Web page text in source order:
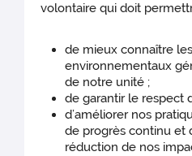
volontaire qui doit
de mieux connaître
environnementaux
de notre unité ;
de garantir le respect
d’améliorer nos
de progrès continu et
réduction de nos